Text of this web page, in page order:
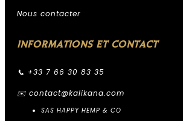
Nous contacter
INFORMATIONS ET CONTACT
📞 +33 7 66 30 83 35
✉️ contact@kalikana.com
SAS HAPPY HEMP & CO